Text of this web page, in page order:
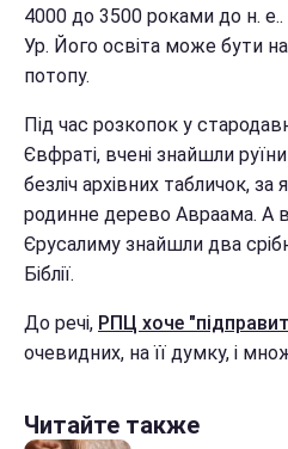
4000 до 3500 роками до н. е..
Ур. Його освіта може бути
потопу.
Під час розкопок у
Євфраті, вчені знайшли
безліч архівних табличок,
родинне дерево Авраама. А
Єрусалиму знайшли два
Біблії.
До речі, РПЦ хоче
очевидних, на її думку, і
Читайте также